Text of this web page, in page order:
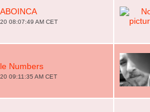
08:07:49 AM CET
Numbers
09:11:35 AM CET